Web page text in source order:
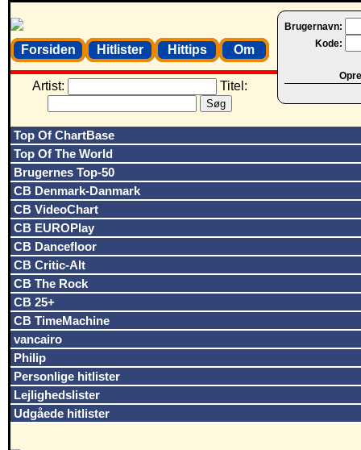
Brugernavn:
Kode:
Forsiden Hitlister Hittips Om
Artist: Titel:
Top Of ChartBase
Top Of The World
Brugernes Top-50
CB Denmark-Danmark
CB VideoChart
CB EUROPlay
CB Dancefloor
CB Critic-Alt
CB The Rock
CB 25+
CB TimeMachine
vancairo
Philip
Personlige hitlister
Lejlighedslister
Udgåede hitlister